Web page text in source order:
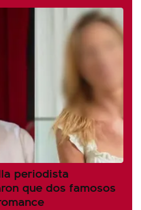
periodista
que dos famosos